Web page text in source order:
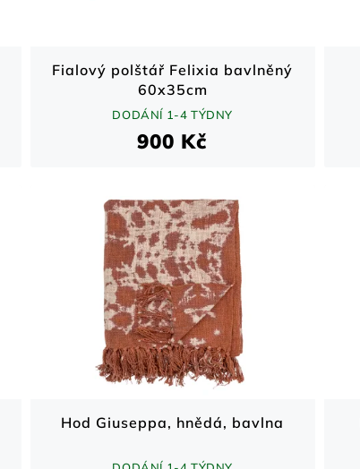
Fialový polštář Felixia bavlněný
60x35cm
DODÁNÍ 1-4 TÝDNY
900 Kč
Hod Giuseppa, hnědá, bavlna